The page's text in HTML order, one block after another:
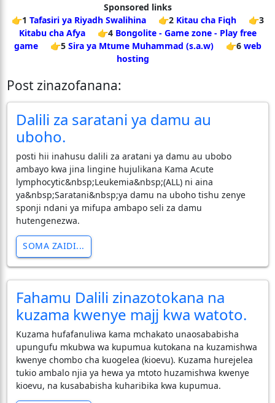
Sponsored links
👉1 Tafasiri ya Riyadh Swalihina 👉2 Kitau cha Fiqh
👉3
Kitabu cha Afya
👉4 Bongolite - Game zone - Play free
game
👉5 Sira ya Mtume Muhammad (s.a.w) 👉6 web
hosting
Post zinazofanana:
Dalili za saratani ya damu au
uboho.
posti hii inahusu dalili za aratani ya damu au ubobo
ambayo kwa jina lingine hujulikana Kama Acute
lymphocytic&nbsp;Leukemia&nbsp;(ALL) ni aina
ya&nbsp;Saratani&nbsp;ya damu na uboho tishu zenye
sponji ndani ya mifupa ambapo seli za damu
hutengenezwa.
SOMA ZAIDI...
Fahamu Dalili zinazotokana na
kuzama kwenye majj kwa watoto.
Kuzama hufafanuliwa kama mchakato unaosababisha
upungufu mkubwa wa kupumua kutokana na kuzamishwa
kwenye chombo cha kuogelea (kioevu). Kuzama hurejelea
tukio ambalo njia ya hewa ya mtoto huzamishwa kwenye
kioevu, na kusababisha kuharibika kwa kupumua.